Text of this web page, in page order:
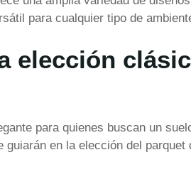
para cualquier tipo de
elección
para quienes buscan un
en la elección del parquet